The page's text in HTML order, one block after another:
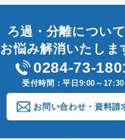
ろ過・分離につい
お悩み解消いたしま
0284-73-
受付時間：平日9:00～17:30
お問い合わせ・資料請